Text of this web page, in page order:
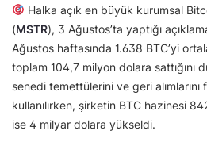
Halka açık en büyük kurumsal
(MSTR), 3 Ağustos’ta yaptığı
Ağustos haftasında 1.638 BTC’yi
toplam 104,7 milyon dolara sattığını
senedi temettülerini ve geri
kullanılırken, şirketin BTC hazinesi
ise 4 milyar dolara yükseldi.